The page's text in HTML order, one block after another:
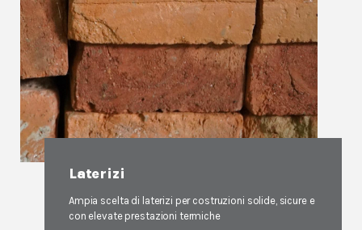
Laterizi
Ampia scelta di laterizi per costruzioni solide, sicure e
con elevate prestazioni termiche